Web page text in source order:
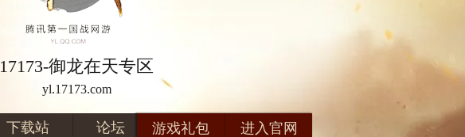
天堂
王权与自由 诛仙世界
17173-御龙在天专区
yl.17173.com
下载站 论坛 游戏礼包 进入官网